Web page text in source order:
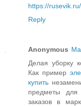
https://
Reply
Anonymous
Делая уборку
Как пример
купить
предметы
заказов в